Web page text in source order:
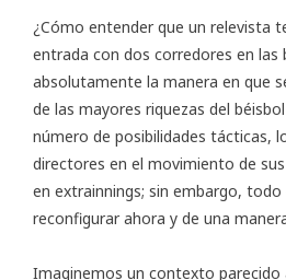
¿Cómo entender que un relevista
entrada con dos corredores en las
absolutamente la manera en que
de las mayores riquezas del
número de posibilidades tácticas,
directores en el movimiento de
en extrainnings; sin embargo,
reconfigurar ahora y de una
Imaginemos un contexto parecido